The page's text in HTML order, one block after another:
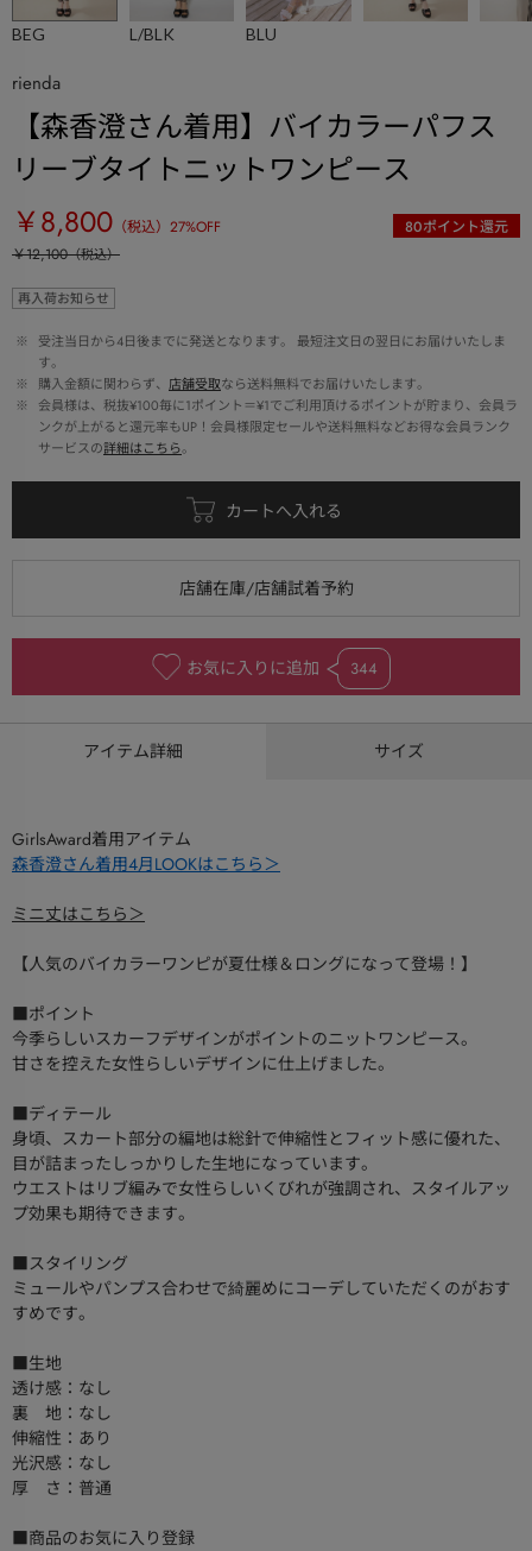
BEG L/BLK BLU
rienda
【森香澄さん着用】バイカラーパフス
リーブタイトニットワンピース
￥8,800 （税込） 27%OFF 80ポイント還元
￥12,100（税込）
再入荷お知らせ
※
受注当日から4日後までに発送となります。 最短注文日の翌日にお届けいたしま
す。
※
購入金額に関わらず、 店舗受取なら送料無料でお届けいたします。
※
会員様は、税抜¥100毎に1ポイント＝¥1でご利用頂けるポイントが貯まり、会員ラ
ンクが上がると還元率もUP！会員様限定セールや送料無料などお得な会員ランク
サービスの詳細はこちら。
お気に入りに追加 344
アイテム詳細 サイズ
GirlsAward着用アイテム
森香澄さん着用4月LOOKはこちら＞
ミニ丈はこちら＞
【人気のバイカラーワンピが夏仕様＆ロングになって登場！】
■ポイント
今季らしいスカーフデザインがポイントのニットワンピース。
甘さを控えた女性らしいデザインに仕上げました。
■ディテール
身頃、スカート部分の編地は総針で伸縮性とフィット感に優れた、
目が詰まったしっかりした生地になっています。
ウエストはリブ編みで女性らしいくびれが強調され、スタイルアッ
プ効果も期待できます。
■スタイリング
ミュールやパンプス合わせで綺麗めにコーデしていただくのがおす
すめです。
■生地
透け感：なし
裏 地：なし
伸縮性：あり
光沢感：なし
厚 さ：普通
■商品のお気に入り登録